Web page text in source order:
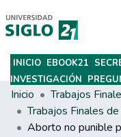
Subir
INICIO EBOOK21
INVESTIGACIÓN
Inicio
Trabajos Finales